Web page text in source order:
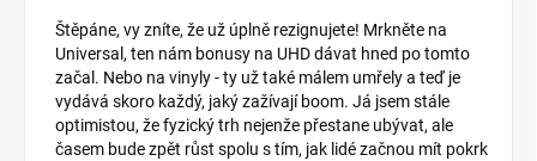
Štěpáne, vy zníte, že už úplně rezignujete! Mrkněte na
Universal, ten nám bonusy na UHD dávat hned po tomto
začal. Nebo na vinyly - ty už také málem umřely a teď je
vydává skoro každý, jaký zažívají boom. Já jsem stále
optimistou, že fyzický trh nejenže přestane ubývat, ale
časem bude zpět růst spolu s tím, jak lidé začnou mít pokrk